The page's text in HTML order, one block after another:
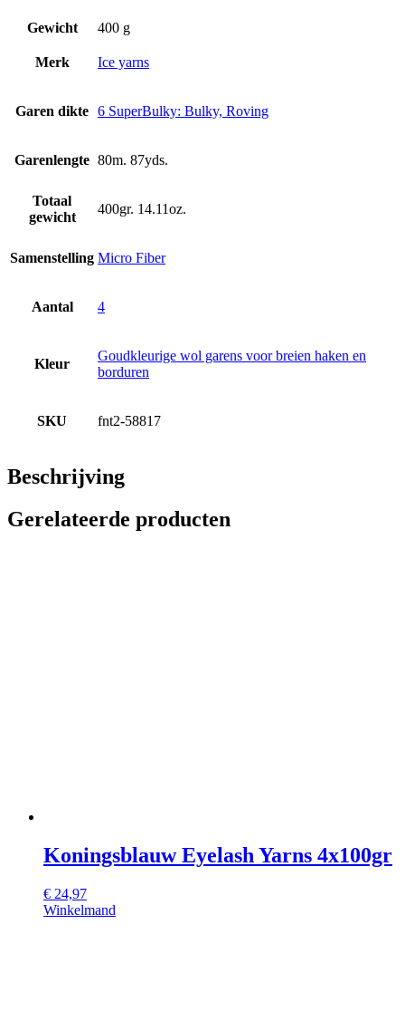
Gewicht 400 g
Merk Ice yarns
Garen dikte 6 SuperBulky: Bulky, Roving
Garenlengte 80m. 87yds.
Totaal
gewicht
400gr. 14.11oz.
Samenstelling Micro Fiber
Aantal 4
Kleur
Goudkleurige wol garens voor breien haken en
borduren
SKU fnt2-58817
Beschrijving
Gerelateerde producten
Koningsblauw Eyelash Yarns 4x100gr
€ 24,97
Winkelmand